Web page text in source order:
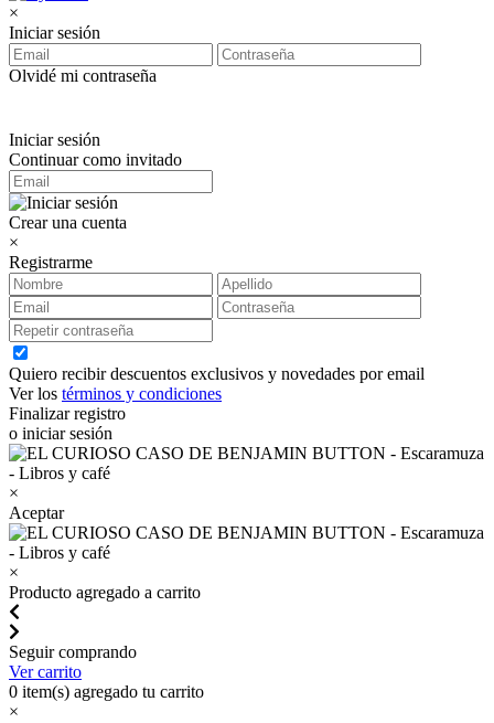
×
Iniciar sesión
Olvidé mi contraseña
Iniciar sesión
Continuar como invitado
Crear una cuenta
×
Registrarme
Quiero recibir descuentos exclusivos y novedades por email
Ver los términos y condiciones
Finalizar registro
o iniciar sesión
×
Aceptar
×
Producto agregado a carrito
Seguir comprando
Ver carrito
0 item(s) agregado tu carrito
×